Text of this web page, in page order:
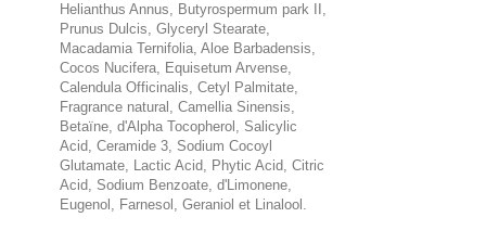
Helianthus Annus, Butyrospermum park II,
Prunus Dulcis, Glyceryl Stearate,
Macadamia Ternifolia, Aloe Barbadensis,
Cocos Nucifera, Equisetum Arvense,
Calendula Officinalis, Cetyl Palmitate,
Fragrance natural, Camellia Sinensis,
Betaïne, d'Alpha Tocopherol, Salicylic
Acid, Ceramide 3, Sodium Cocoyl
Glutamate, Lactic Acid, Phytic Acid, Citric
Acid, Sodium Benzoate, d'Limonene,
Eugenol, Farnesol, Geraniol et Linalool.